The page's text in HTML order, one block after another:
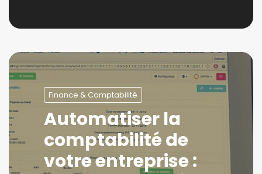
Finance & Comptabilité
Automatiser la
comptabilité de
votre entreprise :